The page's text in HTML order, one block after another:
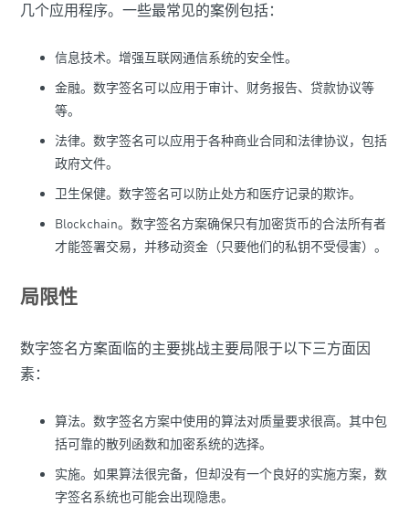
几个应用程序。一些最常见的案例包括：
信息技术。增强互联网通信系统的安全性。
金融。数字签名可以应用于审计、财务报告、贷款协议等
等。
法律。数字签名可以应用于各种商业合同和法律协议，包括
政府文件。
卫生保健。数字签名可以防止处方和医疗记录的欺诈。
Blockchain。数字签名方案确保只有加密货币的合法所有者
才能签署交易，并移动资金（只要他们的私钥不受侵害）。
局限性
数字签名方案面临的主要挑战主要局限于以下三方面因
素：
算法。数字签名方案中使用的算法对质量要求很高。其中包
括可靠的散列函数和加密系统的选择。
实施。如果算法很完备，但却没有一个良好的实施方案，数
字签名系统也可能会出现隐患。